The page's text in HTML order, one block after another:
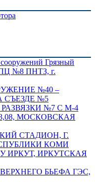
Грязный
№8 ПНТЗ, г.
№40 –
СЪЕЗДЕ №5
№7 С М-4
МОСКОВСКАЯ
СТАДИОН, Г.
КОМИ
ИРКУТ, ИРКУТСКАЯ
БЬЕФА ГЭС,